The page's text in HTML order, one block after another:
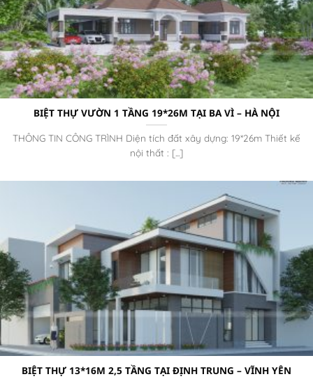
BIỆT THỰ VƯỜN 1 TẦNG 19*26M TẠI BA VÌ – HÀ NỘI
THÔNG TIN CÔNG TRÌNH Diện tích đất xây dựng: 19*26m Thiết kế
nội thất : [...]
BIỆT THỰ 13*16M 2,5 TẦNG TẠI ĐỊNH TRUNG – VĨNH YÊN